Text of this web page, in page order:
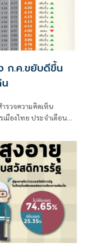
ก.ค.ขยับดีขึ้น
รวจความคิดเห็น
มืองไทย ประจำเดือน